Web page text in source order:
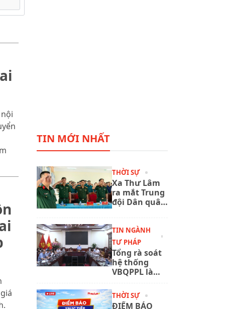
TIN MỚI NHẤT
THỜI SỰ
Xa Thư Lâm
ra mắt Trung
đội Dân quân
cầu nhiệm vụ
quốc phòng
trong tình
hình mới
TIN NGÀNH
TƯ PHÁP
Tổng rà soát
hệ thống
VBQPPL là
trọng tâm,
quan trọng
THỜI SỰ
ĐIỂM BÁO